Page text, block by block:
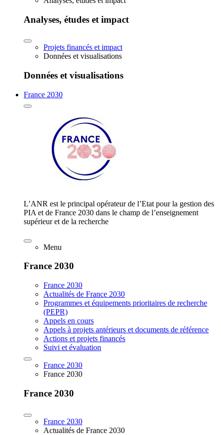
Analyses, études et impact
Projets financés et impact
Données et visualisations
Données et visualisations
France 2030
L’ANR est le principal opérateur de l’Etat pour la gestion des
PIA et de France 2030 dans le champ de l’enseignement
supérieur et de la recherche
Menu
France 2030
France 2030
Actualités de France 2030
Programmes et équipements prioritaires de recherche
(PEPR)
Appels en cours
Appels à projets antérieurs et documents de référence
Actions et projets financés
Suivi et évaluation
France 2030
France 2030
France 2030
France 2030
Actualités de France 2030